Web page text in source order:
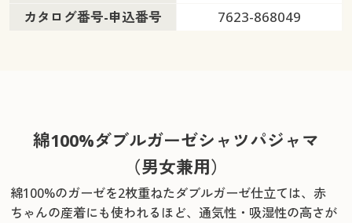
カタログ番号-申込番号
7623-868049
綿100%ダブルガーゼシャツパジャマ
（男女兼用）
綿100%のガーゼを2枚重ねたダブルガーゼ仕立ては、赤
ちゃんの産着にも使われるほど、通気性・吸湿性の高さが